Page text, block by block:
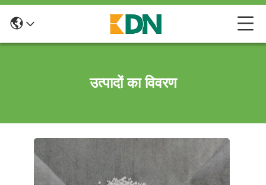
उत्पादों का विवरण